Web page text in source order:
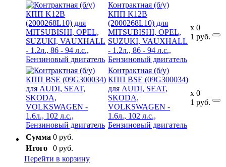
Контрактная (б/у)
КПП K12B
(2000268L10) для
MITSUBISHI, OPEL,
SUZUKI, VAUXHALL
- 1.2л., 86 - 94 л.с.,
Бензиновый двигатель
x
1
0
руб.
Контрактная (б/у)
КПП BSE (09G300034)
для AUDI, SEAT,
SKODA,
VOLKSWAGEN -
1.6л., 102 л.с.,
Бензиновый двигатель
x
1
0
руб.
Сумма 0 руб.
Итого
0 руб.
Перейти в корзину